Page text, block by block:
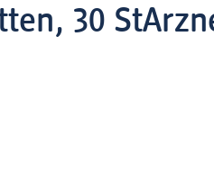
30 St